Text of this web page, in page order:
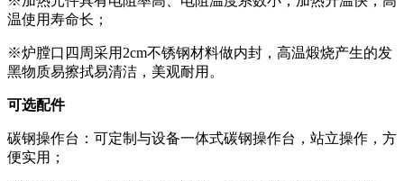
温使用寿命长；
※炉膛口四周采用2cm不锈钢材料做内封，高温煅烧产生的发
黑物质易擦拭易清洁，美观耐用。
可选配件
碳钢操作台：可定制与设备一体式碳钢操作台，站立操作，方
便实用；